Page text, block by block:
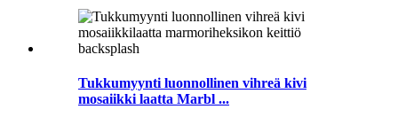
Tukkumyynti luonnollinen vihreä kivi
mosaiikki laatta Marbl ...